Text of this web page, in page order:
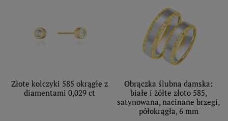
Złote kolczyki 585 okrągłe z
diamentami 0,029 ct
Obrączka ślubna damska:
białe i żółte złoto 585,
satynowana, nacinane brzegi,
półokrągła, 6 mm